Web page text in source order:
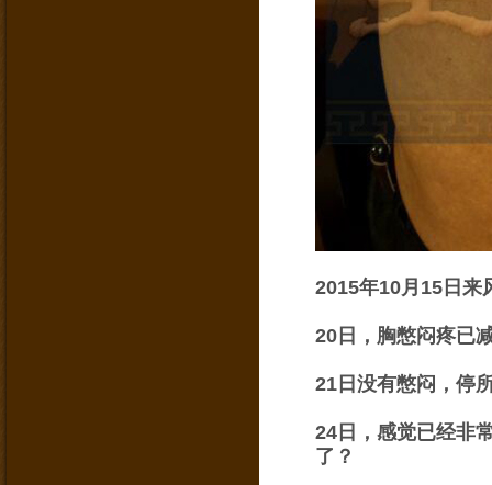
2015年10月15日来
20日，胸憋闷疼已
21日没有憋闷，停
24日，感觉已经非
了？